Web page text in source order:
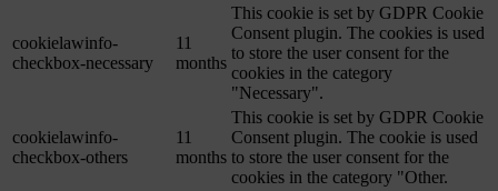
cookielawinfo-
checkbox-necessary
11
months
This cookie is set by GDPR Cookie
Consent plugin. The cookies is used
to store the user consent for the
cookies in the category
"Necessary".
cookielawinfo-
checkbox-others
11
months
This cookie is set by GDPR Cookie
Consent plugin. The cookie is used
to store the user consent for the
cookies in the category "Other.